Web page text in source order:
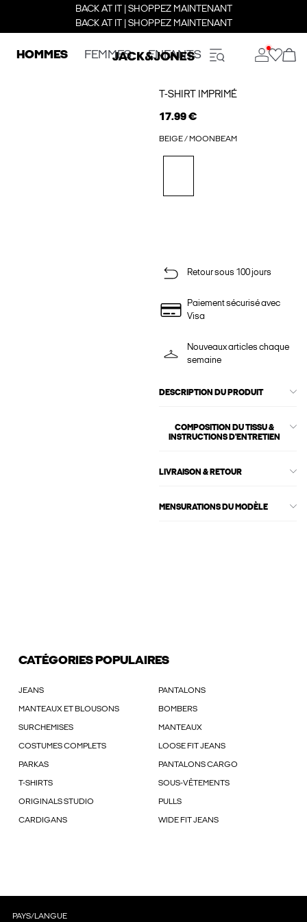
BACK AT IT | SHOPPEZ MAINTENANT
BACK AT IT | SHOPPEZ MAINTENANT
HOMMES FEMMES ENFANTS
T-SHIRT IMPRIMÉ
17.99 €
BEIGE / MOONBEAM
Retour sous 100 jours
Paiement sécurisé avec
Visa
Nouveaux articles chaque
semaine
DESCRIPTION DU PRODUIT
COMPOSITION DU TISSU &
INSTRUCTIONS D'ENTRETIEN
LIVRAISON & RETOUR
MENSURATIONS DU MODÈLE
CATÉGORIES POPULAIRES
JEANS PANTALONS
MANTEAUX ET BLOUSONS BOMBERS
SURCHEMISES MANTEAUX
COSTUMES COMPLETS LOOSE FIT JEANS
PARKAS PANTALONS CARGO
T-SHIRTS SOUS-VÊTEMENTS
ORIGINALS STUDIO PULLS
CARDIGANS WIDE FIT JEANS
PAYS/LANGUE